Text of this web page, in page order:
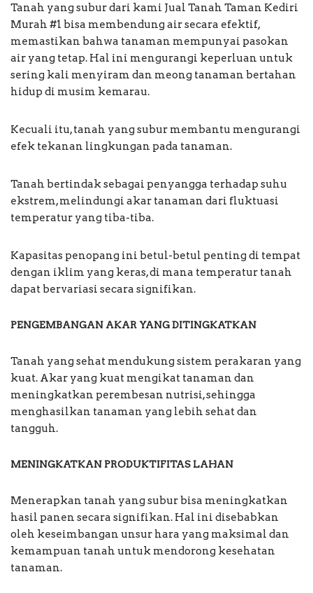
Tanah yang subur dari kami Jual Tanah Taman Kediri
Murah #1 bisa membendung air secara efektif,
memastikan bahwa tanaman mempunyai pasokan
air yang tetap. Hal ini mengurangi keperluan untuk
sering kali menyiram dan meong tanaman bertahan
hidup di musim kemarau.
Kecuali itu, tanah yang subur membantu mengurangi
efek tekanan lingkungan pada tanaman.
Tanah bertindak sebagai penyangga terhadap suhu
ekstrem, melindungi akar tanaman dari fluktuasi
temperatur yang tiba-tiba.
Kapasitas penopang ini betul-betul penting di tempat
dengan iklim yang keras, di mana temperatur tanah
dapat bervariasi secara signifikan.
PENGEMBANGAN AKAR YANG DITINGKATKAN
Tanah yang sehat mendukung sistem perakaran yang
kuat. Akar yang kuat mengikat tanaman dan
meningkatkan perembesan nutrisi, sehingga
menghasilkan tanaman yang lebih sehat dan
tangguh.
MENINGKATKAN PRODUKTIFITAS LAHAN
Menerapkan tanah yang subur bisa meningkatkan
hasil panen secara signifikan. Hal ini disebabkan
oleh keseimbangan unsur hara yang maksimal dan
kemampuan tanah untuk mendorong kesehatan
tanaman.